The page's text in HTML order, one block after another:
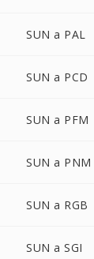
SUN a PAL
SUN a PCD
SUN a PFM
SUN a PNM
SUN a RGB
SUN a SGI